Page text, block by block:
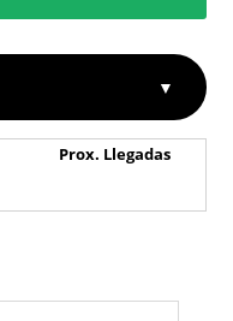
▼
Prox. Llegadas